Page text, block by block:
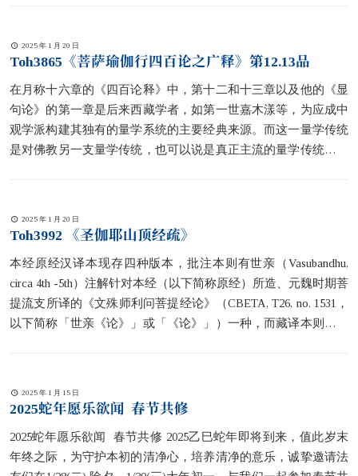
2025 年 1 月 20 日
Toh3865《菩萨瑜伽行四百论之广释》第12.13品
在月称十六章的《四百论释》中，第十二和十三章以及他的《显
句论》的第一章是后来西藏学者，如第一世嘉木漾等，为应成中
观学派构建其独有的量学系统的主要经典来源。而这一量学传统
是对佛教另一支量学传统，也可以说是真正主流的量学传统，即
对量学的一次整编。
2025 年 1 月 20 日
Toh3992 《圣伽耶山顶经疏》
本经原经汉译本现存四种版本，批注本则有世亲（Vasubandhu,
circa 4th -5th）注解针对本经（以下简称原经）所造、元魏时期菩
提流支所译的《文殊师利问菩提经论》（CBETA, T26, no. 1531，
以下简称「世亲《论》」或「《论》」）一种，而藏译本则由天
2025 年 1 月 15 日
2025蛇年愿乐欲闻 春节共修
2025蛇年愿乐欲闻 春节共修 2025乙巳蛇年即将到来，值此岁末
年终之际，为守护本初的清净心，培养清净的意乐，诚挚邀请法